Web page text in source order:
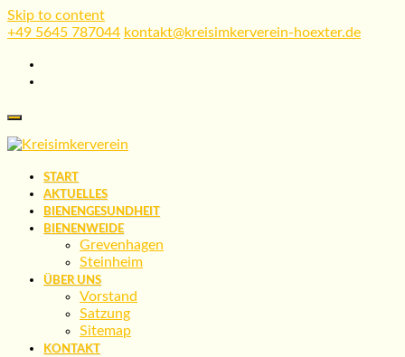
Skip to content
+49 5645 787044 kontakt@kreisimkerverein-hoexter.de
START
AKTUELLES
BIENENGESUNDHEIT
BIENENWEIDE
Grevenhagen
Steinheim
ÜBER UNS
Vorstand
Satzung
Sitemap
KONTAKT